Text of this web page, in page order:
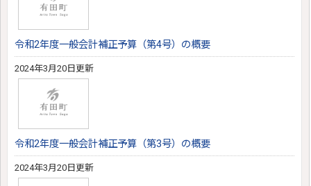
令和2年度一般会計補正予算（第4号）の概要
2024年3月20日更新
令和2年度一般会計補正予算（第3号）の概要
2024年3月20日更新